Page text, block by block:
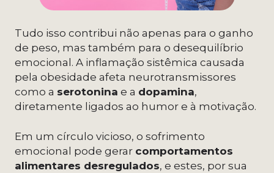
Tudo isso contribui não apenas para o ganho
de peso, mas também para o desequilíbrio
emocional. A inflamação sistêmica causada
pela obesidade afeta neurotransmissores
como a serotonina e a dopamina,
diretamente ligados ao humor e à motivação.
Em um círculo vicioso, o sofrimento
emocional pode gerar comportamentos
alimentares desregulados, e estes, por sua